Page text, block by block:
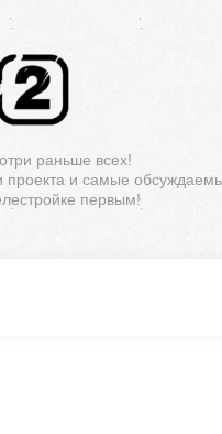
раньше всех!
и самые
первым!